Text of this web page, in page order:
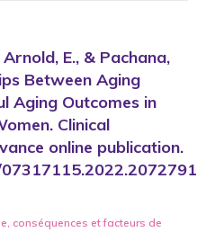
Arnold, E., & Pachana,
Between Aging
Aging Outcomes in
Clinical
online publication.
, conséquences etfacteurs de